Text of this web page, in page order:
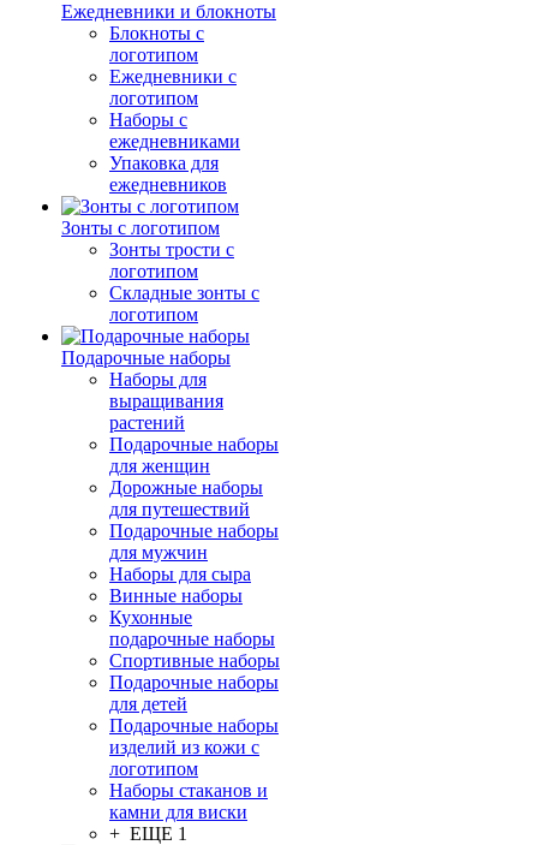
Ежедневники и блокноты
Блокноты с
логотипом
Ежедневники с
логотипом
Наборы с
ежедневниками
Упаковка для
ежедневников
Зонты с логотипом
Зонты трости с
логотипом
Складные зонты с
логотипом
Подарочные наборы
Наборы для
выращивания
растений
Подарочные наборы
для женщин
Дорожные наборы
для путешествий
Подарочные наборы
для мужчин
Наборы для сыра
Винные наборы
Кухонные
подарочные наборы
Спортивные наборы
Подарочные наборы
для детей
Подарочные наборы
изделий из кожи с
логотипом
Наборы стаканов и
камни для виски
+ ЕЩЕ 1